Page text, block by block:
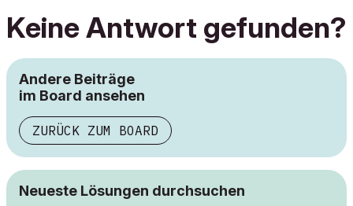
Keine Antwort gefunden?
Andere Beiträge
im Board ansehen
ZURÜCK ZUM BOARD
Neueste Lösungen durchsuchen